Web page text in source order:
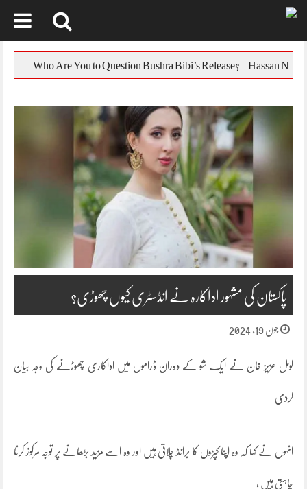
content
یورپی یونین
پاکستان کی مشہور اداکارہ نے انڈسٹری کیوں چھوڑی؟
جون 19, 2024
کومل عزیز خان نے ایک شو کے دوران ڈراموں میں اداکاری چھوڑنے کی وجہ بیان
کردی.
انہوں نے کہا کہ وہ اپنا کپڑوں کا برانڈ چلاتی ہیں اور وہ اسے مزید بڑھانے پر توجہ مرکوز کرنا
چاہتی ہیں ،